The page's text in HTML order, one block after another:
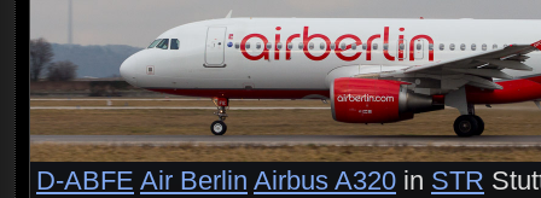
D-ABFE Air Berlin Airbus A320 in STR